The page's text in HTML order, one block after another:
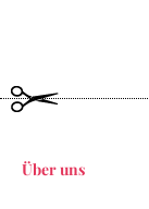
Über uns